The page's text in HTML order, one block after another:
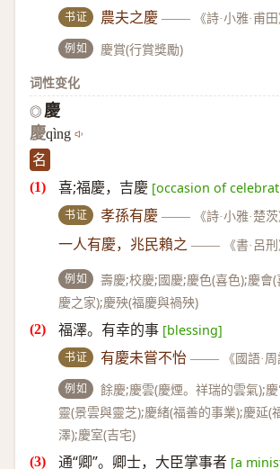
书证 農夫之慶 —— 《詩·小雅·甫田
例如
慶賞(行賞獎勵)
词性变化
◎ 慶
慶qìng
名
喜;福慶，吉慶 [occasion of
书证 孝孫有慶 —— 《詩·小雅·楚茨
一人有慶，兆民賴之 —— 《書·呂刑
例如
壽慶;校慶;國慶;慶色(喜色);慶會
慶之家);慶殃(福慶與禍殃)
福澤。有幸的事 [blessing]
书证 有慶未嘗不怡 —— 《國語·周
例如
餘慶;慶雲(慶煙。祥瑞的雲氣);
靈(景雲與靈芝);慶緒(福善的事業);慶延(
澤);慶室(吉宅)
通“卿”。卿士，大臣掌事者 [a